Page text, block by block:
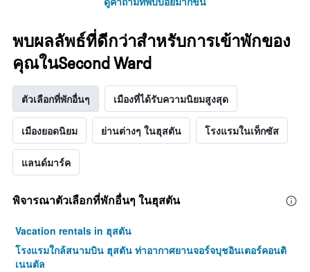
เฉลี่ย
ของ
ห้อง
พบผลลัพธ์ที่ดีกว่าสำหรับการเข้าพักของ
คุณในSecond Ward
ตัวเลือกที่พักอื่นๆ เมืองที่ได้รับความนิยมสูงสุด
เมืองยอดนิยม ย่านต่างๆ ในฮุสตัน โรงแรมในเท็กซัส
แลนด์มาร์ค
พิจารณาตัวเลือกที่พักอื่นๆ ในฮุสตัน
Vacation rentals in ฮุสตัน
โรงแรมใกล้สนามบิน ฮุสตัน ท่าอากาศยานจอร์จบุชอินเตอร์คอนติ
เนนตัล